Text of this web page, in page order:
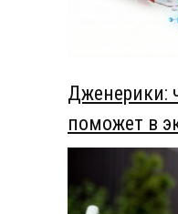
Дженерики:
поможет в